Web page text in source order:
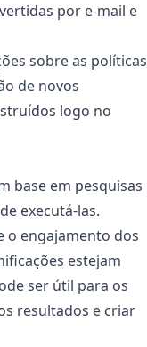
por e-mail e
sobre as políticas
de novos
logo no
base em pesquisas
executá-las.
o engajamento dos
estejam
ser útil para os
resultados e criar